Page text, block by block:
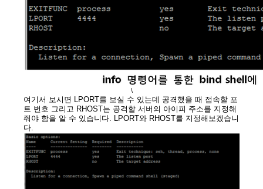
\
여기서 보시면 LPORT를 보실 수 있는데 공격했을 때 접속할 포
트 번호 그리고 RHOST는 공격할 서버의 아이피 주소를 지정해
줘야 함을 알 수 있습니다. LPORT와 RHOST를 지정해보겠습니
다.